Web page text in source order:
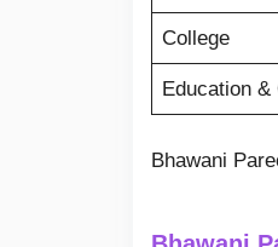
College
Education
Bhawani